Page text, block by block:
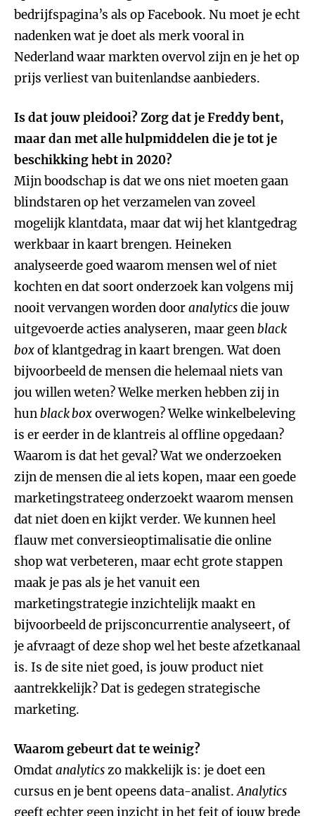
bedrijfspagina’s als op Facebook. Nu moet je echt
nadenken wat je doet als merk vooral in
Nederland waar markten overvol zijn en je het op
prijs verliest van buitenlandse aanbieders.
Is dat jouw pleidooi? Zorg dat je Freddy bent,
maar dan met alle hulpmiddelen die je tot je
beschikking hebt in 2020?
Mijn boodschap is dat we ons niet moeten gaan
blindstaren op het verzamelen van zoveel
mogelijk klantdata, maar dat wij het klantgedrag
werkbaar in kaart brengen. Heineken
analyseerde goed waarom mensen wel of niet
kochten en dat soort onderzoek kan volgens mij
nooit vervangen worden dooranalyticsdie jouw
uitgevoerde acties analyseren, maar geenblack
boxof klantgedrag in kaart brengen. Wat doen
bijvoorbeeld de mensen die helemaal niets van
jou willen weten? Welke merken hebben zij in
hunblack boxoverwogen? Welke winkelbeleving
is er eerder in de klantreis al offline opgedaan?
Waarom is dat het geval? Wat we onderzoeken
zijn de mensen die al iets kopen, maar een goede
marketingstrateeg onderzoekt waarom mensen
dat niet doen en kijkt verder. We kunnen heel
flauw met conversieoptimalisatie die online
shop wat verbeteren, maar echt grote stappen
maak je pas als je het vanuit een
marketingstrategie inzichtelijk maakt en
bijvoorbeeld de prijsconcurrentie analyseert, of
je afvraagt of deze shop wel het beste afzetkanaal
is. Is de site niet goed, is jouw product niet
aantrekkelijk? Dat is gedegen strategische
marketing.
Waarom gebeurt dat te weinig?
Omdatanalyticszo makkelijk is: je doet een
cursus en je bent opeens data-analist.Analytics
geeft echter geen inzicht in het feit of jouw brede